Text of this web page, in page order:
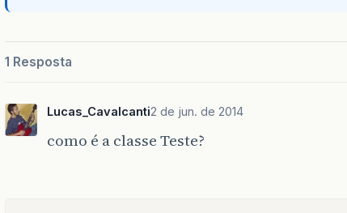
1 Resposta
Lucas_Cavalcanti2 de jun. de 2014
como é a classe Teste?